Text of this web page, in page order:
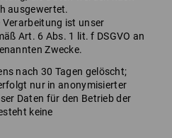
ausgewertet.
ist unser
Art. 6 Abs. 1 lit. f DSGVO an
Zwecke.
nach 30 Tagen gelöscht;
nur in anonymisierter
Daten für den Betrieb der
keine